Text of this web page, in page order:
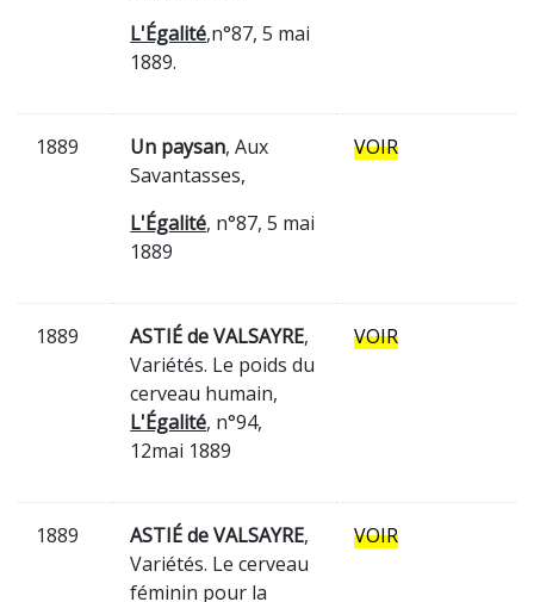
L'Égalité,n°87, 5 mai
1889.
1889 Un paysan, Aux
Savantasses,
L'Égalité, n°87, 5 mai
1889
VOIR
1889 ASTIÉ de VALSAYRE,
Variétés. Le poids du
cerveau humain,
L'Égalité, n°94,
12mai 1889
VOIR
1889 ASTIÉ de VALSAYRE,
Variétés. Le cerveau
féminin pour la
VOIR